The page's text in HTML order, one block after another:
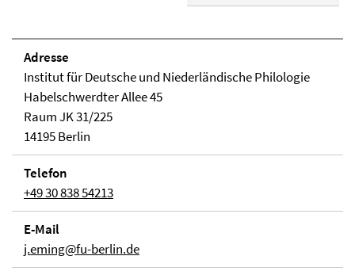
Adresse
Institut für Deutsche und Niederländische Philologie
Habelschwerdter Allee 45
Raum JK 31/225
14195 Berlin
Telefon
+49 30 838 54213
E-Mail
j.eming@fu-berlin.de